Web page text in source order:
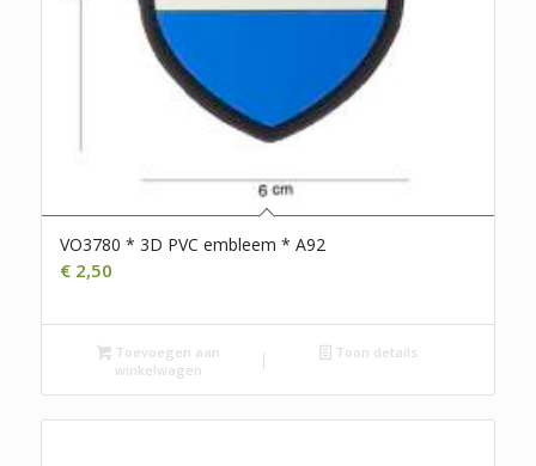
VO3780 * 3D PVC embleem * A92
€2,50
Toevoegen aan
winkelwagen
Toon details